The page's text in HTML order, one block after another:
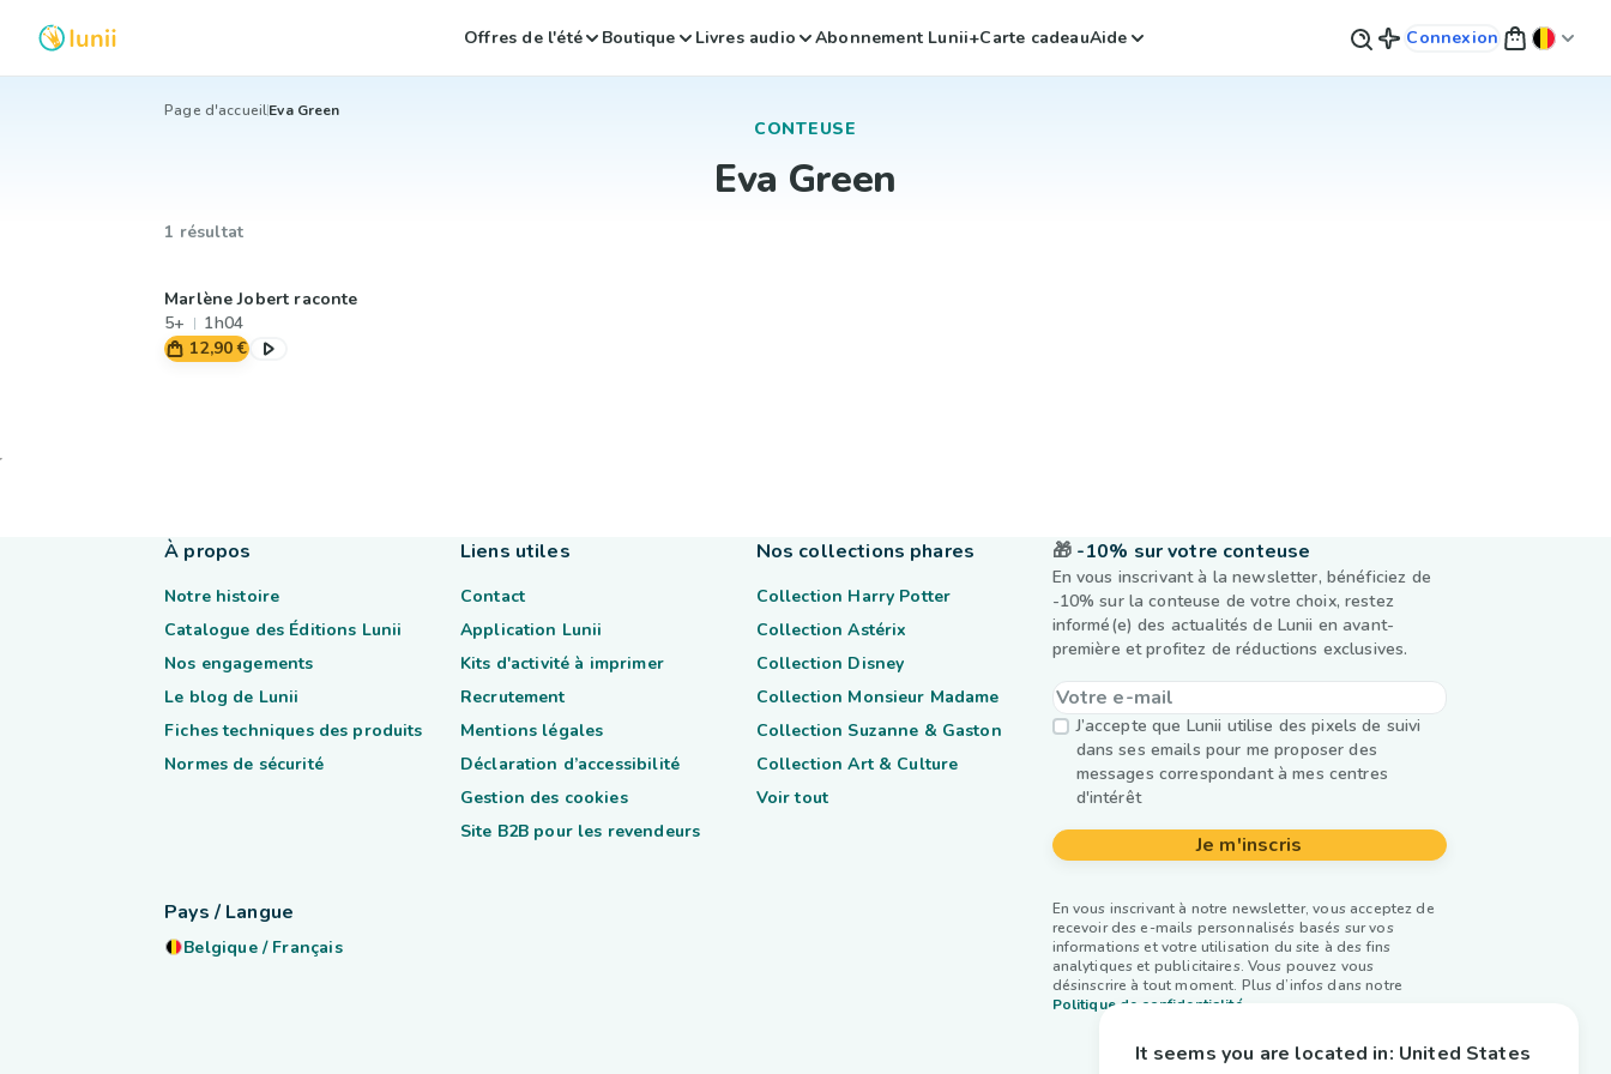
Offres de l'été Boutique Livres audio Abonnement Lunii+Carte cadeauAide Connexion
Page d'accueilEva Green
CONTEUSE
Eva Green
1 résultat
Marlène Jobert raconte
5+
1h04
12,90 €
🎁 -10% sur votre conteuse
En vous inscrivant à la newsletter, bénéficiez de
-10% sur la conteuse de votre choix, restez
informé(e) des actualités de Lunii en avant-
première et profitez de réductions exclusives.
J’accepte que Lunii utilise des pixels de suivi
dans ses emails pour me proposer des
messages correspondant à mes centres
d'intérêt
Je m'inscris
En vous inscrivant à notre newsletter, vous acceptez de
recevoir des e-mails personnalisés basés sur vos
informations et votre utilisation du site à des fins
analytiques et publicitaires. Vous pouvez vous
désinscrire à tout moment. Plus d’infos dans notre
Politique de confidentialité.
À propos
Notre histoire
Catalogue des Éditions Lunii
Nos engagements
Le blog de Lunii
Fiches techniques des produits
Normes de sécurité
Liens utiles
Contact
Application Lunii
Kits d'activité à imprimer
Recrutement
Mentions légales
Déclaration d’accessibilité
Gestion des cookies
Site B2B pour les revendeurs
Nos collections phares
Collection Harry Potter
Collection Astérix
Collection Disney
Collection Monsieur Madame
Collection Suzanne & Gaston
Collection Art & Culture
Voir tout
Pays / Langue
Belgique/ Français
It seems you are located in: United States